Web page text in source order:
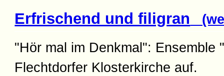
Erfrischend und filigran
"Hör mal im Denkmal": Ensemble
Flechtdorfer Klosterkirche auf.